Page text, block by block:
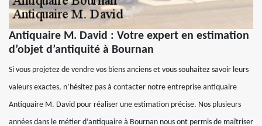
Antiquaire M. David : Votre expert en estimation
d’objet d’antiquité à Bournan
Si vous projetez de vendre vos biens anciens et vous souhaitez savoir leurs
valeurs exactes, n’hésitez pas à contacter notre entreprise antiquaire
Antiquaire M. David pour réaliser une estimation précise. Nos plusieurs
années dans le métier d’antiquaire à Bournan nous ont permis de maîtriser